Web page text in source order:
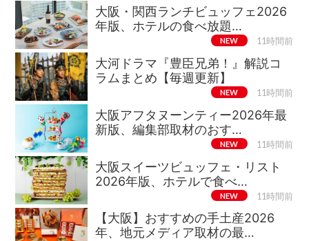
大阪・関西ランチビュッフェ2026
年版、ホテルの食べ放題…
NEW 11時間前
大河ドラマ『豊臣兄弟！』解説コ
ラムまとめ【毎週更新】
NEW 11時間前
大阪アフタヌーンティー2026年最
新版、編集部取材のおす…
NEW 11時間前
大阪スイーツビュッフェ・リスト
2026年版、ホテルで食べ…
NEW 11時間前
【大阪】おすすめの手土産2026
年、地元メディア取材の最…